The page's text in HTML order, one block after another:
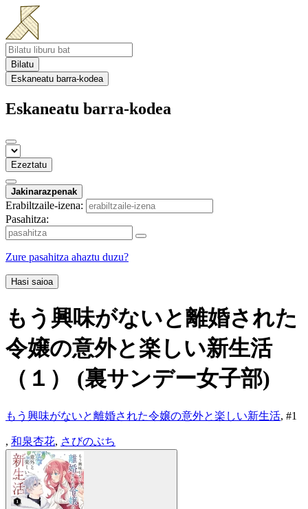
Bilatu
Eskaneatu barra-kodea
Eskaneatu barra-kodea
Ezeztatu
Jakinarazpenak
Erabiltzaile-izena:
Pasahitza:
Zure pasahitza ahaztu duzu?
Hasi saioa
もう興味がないと離婚された
令嬢の意外と楽しい新生活
（１） (裏サンデー女子部)
もう興味がないと離婚された令嬢の意外と楽しい新生活, #1
, 和泉杏花, さびのぶち